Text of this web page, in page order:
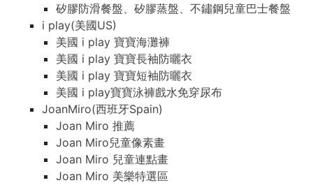
矽膠防滑餐盤、矽膠蒸盤、不鏽鋼兒童巴士餐盤
i play(美國US)
美國 i play 寶寶海灘褲
美國 i play 寶寶長袖防曬衣
美國 i play 寶寶短袖防曬衣
美國 i play寶寶泳褲戲水免穿尿布
JoanMiro(西班牙Spain)
Joan Miro 推薦
Joan Miro兒童像素畫
Joan Miro 兒童連點畫
Joan Miro 美樂特選區